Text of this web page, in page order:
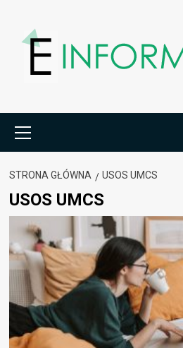
treści
główne
STRONA GŁÓWNA USOS UMCS
USOS UMCS